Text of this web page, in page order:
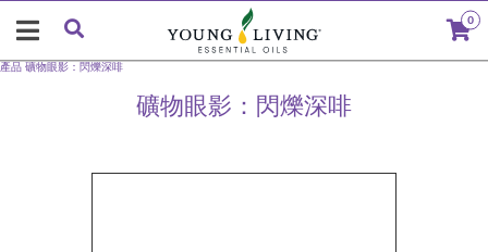
0
礦物眼影：閃爍深啡
產品 礦物眼影：閃爍深啡